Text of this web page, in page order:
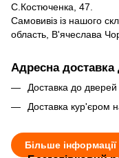
С.Костюченка, 47.
Самовивіз із нашого
область, В'ячеслава
Адресна доставка
Доставка до
Доставка кур'єром
Більше